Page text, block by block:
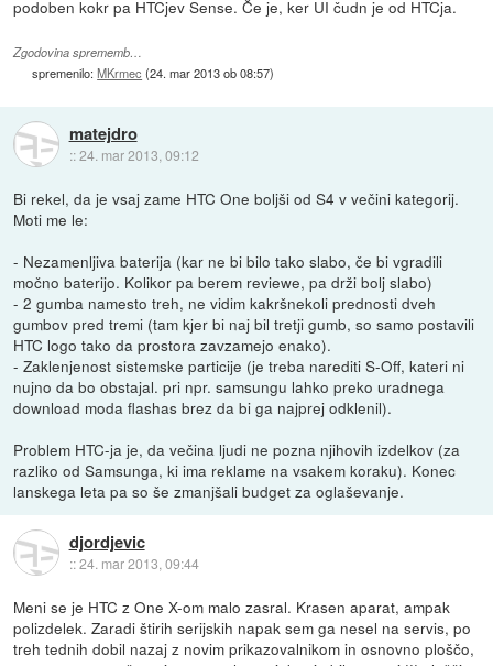
podoben kokr pa HTCjev Sense. Če je, ker UI čudn je od HTCja.
Zgodovina sprememb…
spremenilo:MKrmec (24. mar 2013 ob 08:57)
matejdro
::24. mar 2013, 09:12
Bi rekel, da je vsaj zame HTC One boljši od S4 v večini kategorij.
Moti me le:
- Nezamenljiva baterija (kar ne bi bilo tako slabo, če bi vgradili
močno baterijo. Kolikor pa berem reviewe, pa drži bolj slabo)
- 2 gumba namesto treh, ne vidim kakršnekoli prednosti dveh
gumbov pred tremi (tam kjer bi naj bil tretji gumb, so samo postavili
HTC logo tako da prostora zavzamejo enako).
- Zaklenjenost sistemske particije (je treba narediti S-Off, kateri ni
nujno da bo obstajal. pri npr. samsungu lahko preko uradnega
download moda flashas brez da bi ga najprej odklenil).
Problem HTC-ja je, da večina ljudi ne pozna njihovih izdelkov (za
razliko od Samsunga, ki ima reklame na vsakem koraku). Konec
lanskega leta pa so še zmanjšali budget za oglaševanje.
djordjevic
::24. mar 2013, 09:44
Meni se je HTC z One X-om malo zasral. Krasen aparat, ampak
polizdelek. Zaradi štirih serijskih napak sem ga nesel na servis, po
treh tednih dobil nazaj z novim prikazovalnikom in osnovno ploščo,